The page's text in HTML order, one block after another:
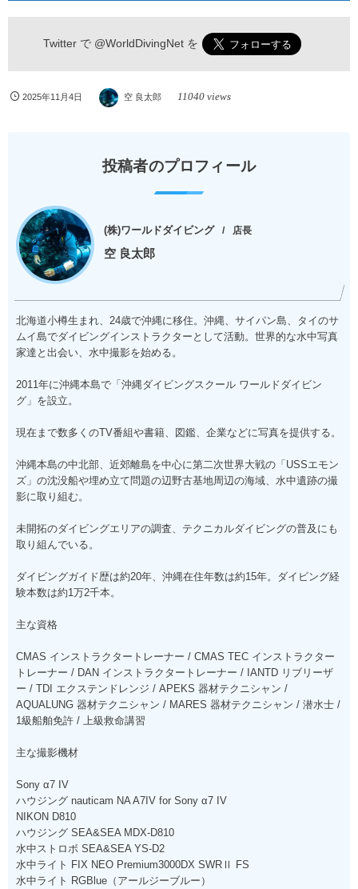
Twitter で @WorldDivingNetを
2025年11月4日 空 良太郎 11040 views
投稿者のプロフィール
(株)ワールドダイビング 店長
空 良太郎
北海道小樽生まれ、24歳で沖縄に移住。沖縄、サイパン島、タイのサ
ムイ島でダイビングインストラクターとして活動。世界的な水中写真
家達と出会い、水中撮影を始める。
2011年に沖縄本島で「沖縄ダイビングスクール ワールドダイビン
グ」を設立。
現在まで数多くのTV番組や書籍、図鑑、企業などに写真を提供する。
沖縄本島の中北部、近郊離島を中心に第二次世界大戦の「USSエモン
ズ」の沈没船や埋め立て問題の辺野古基地周辺の海域、水中遺跡の撮
影に取り組む。
未開拓のダイビングエリアの調査、テクニカルダイビングの普及にも
取り組んでいる。
ダイビングガイド歴は約20年、沖縄在住年数は約15年。ダイビング経
験本数は約1万2千本。
主な資格
CMAS インストラクタートレーナー / CMAS TEC インストラクター
トレーナー / DAN インストラクタートレーナー / IANTD リブリーザ
ー / TDI エクステンドレンジ / APEKS 器材テクニシャン /
AQUALUNG 器材テクニシャン / MARES 器材テクニシャン / 潜水士 /
1級船舶免許 / 上級救命講習
主な撮影機材
Sony α7 IV
ハウジング nauticam NA A7IV for Sony α7 IV
NIKON D810
ハウジング SEA&SEA MDX-D810
水中ストロボ SEA&SEA YS-D2
水中ライト FIX NEO Premium3000DX SWRⅡ FS
水中ライト RGBlue（アールジーブルー）